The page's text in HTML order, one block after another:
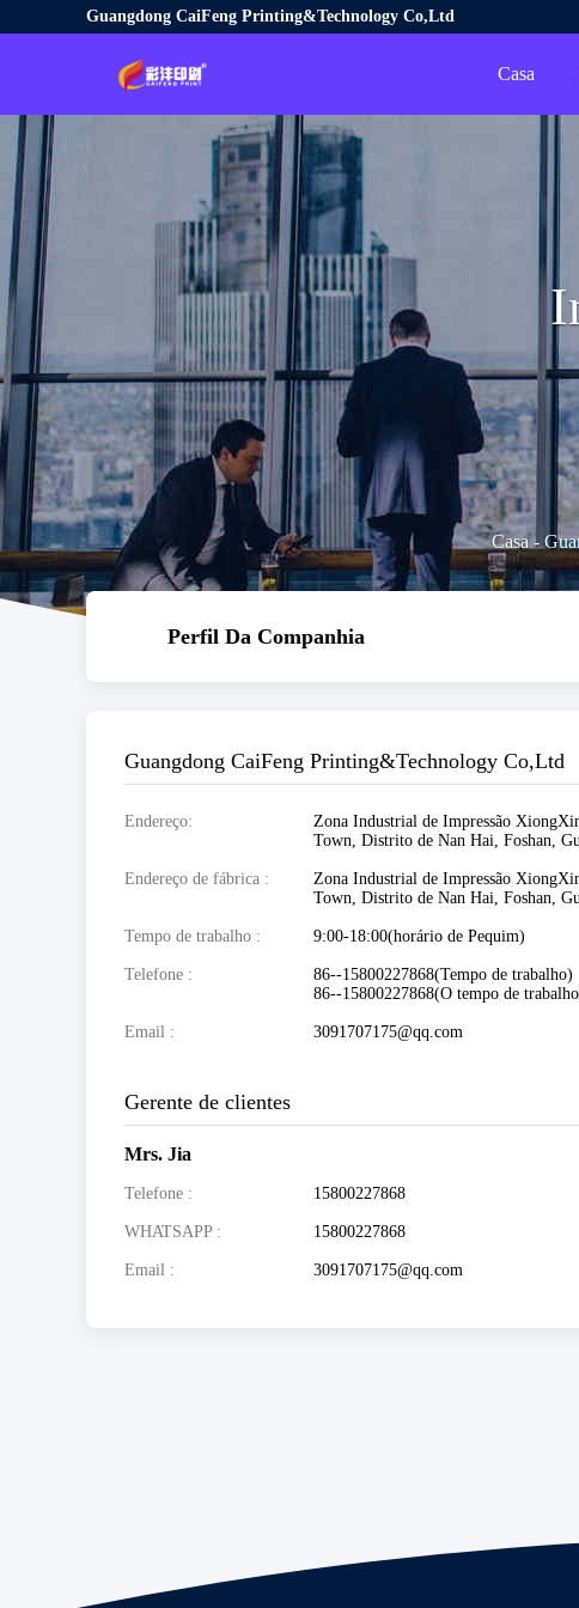
Guangdong CaiFeng Printing&Technology Co,Ltd
Casa
Casa-
Perfil Da Companhia
Guangdong CaiFeng Printing&Technology Co,Ltd
Endereço
Zona Industrial de Impressão
Town, Distrito de Nan Hai, Foshan,
Endereço de fábrica
Zona Industrial de Impressão
Town, Distrito de Nan Hai, Foshan,
Tempo de trabalho 9:00-18:00(horário de Pequim)
Telefone
86--15800227868(Tempo de trabalho)
86--15800227868(O tempo de
Email 3091707175@qq.com
Gerente de clientes
Mrs. Jia
Telefone 15800227868
WHATSAPP 15800227868
Email 3091707175@qq.com